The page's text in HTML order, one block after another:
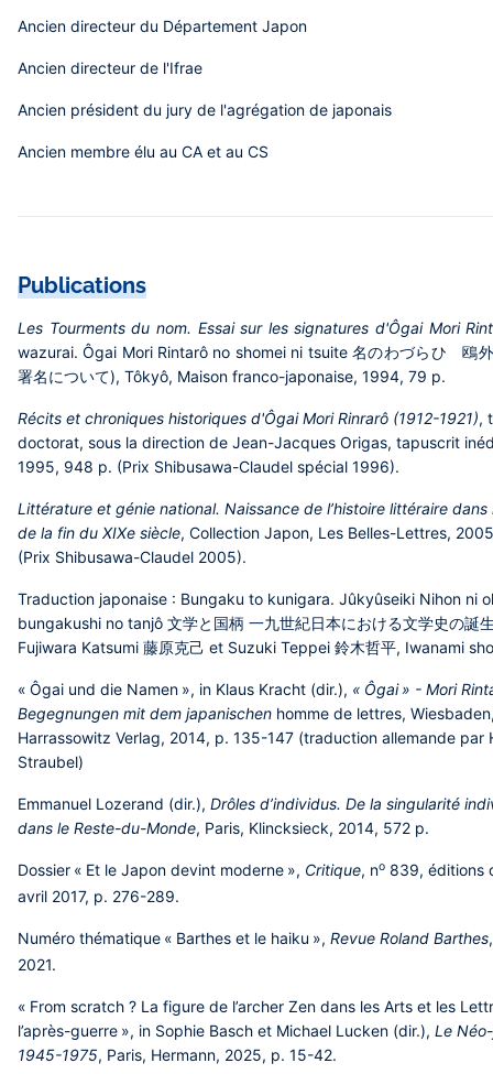
Ancien directeur du Département Japon
Ancien directeur de l'Ifrae
Ancien président du jury de l'agrégation de japonais
Ancien membre élu au CA et au CS
Publications
Les Tourments du nom. Essai sur les signatures d'Ôgai Mori
wazurai. Ôgai Mori Rintarô no shomei ni tsuite 名のわづらひ 鴎
署名について), Tôkyô, Maison franco-japonaise, 1994, 79 p.
Récits et chroniques historiques d'Ôgai Mori Rinrarô (1912-1921),
doctorat, sous la direction de Jean-Jacques Origas, tapuscrit
1995, 948 p. (Prix Shibusawa-Claudel spécial 1996).
Littérature et génie national. Naissance de l’histoire littéraire dans
de la fin du XIXe siècle, Collection Japon, Les Belles-Lettres,
(Prix Shibusawa-Claudel 2005).
Traduction japonaise : Bungaku to kunigara. Jûkyûseiki Nihon ni
bungakushi no tanjô 文学と国柄 一九世紀日本における文学史の誕
Fujiwara Katsumi 藤原克己 et Suzuki Teppei 鈴木哲平, Iwanami
« Ôgai und die Namen », in Klaus Kracht (dir.), « Ôgai » - Mori
Begegnungen mit dem japanischen homme de lettres,
Harrassowitz Verlag, 2014, p. 135-147 (traduction allemande par
Straubel)
Emmanuel Lozerand (dir.), Drôles d’individus. De la singularité
dans le Reste-du-Monde, Paris, Klincksieck, 2014, 572 p.
Dossier « Et le Japon devint moderne », Critique, no 839, éditions
avril 2017, p. 276-289.
Numéro thématique « Barthes et le haiku », Revue Roland Barthes
2021.
« From scratch ? La figure de l’archer Zen dans les Arts et les
l’après-guerre », in Sophie Basch et Michael Lucken (dir.), Le
1945-1975, Paris, Hermann, 2025, p. 15-42.